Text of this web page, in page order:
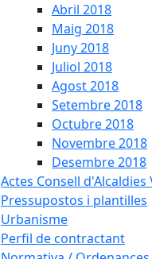
Abril 2018
Maig 2018
Juny 2018
Juliol 2018
Agost 2018
Setembre 2018
Octubre 2018
Novembre 2018
Desembre 2018
Actes Consell
Pressupostos i plantilles
Urbanisme
Perfil de contractant